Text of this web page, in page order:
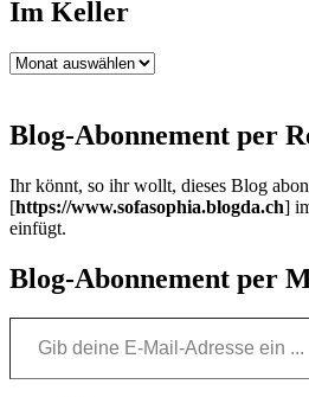
Im Keller
Im
Blog-Abonnement per
Ihr könnt, so ihr wollt, dieses Blog
[https://www.sofasophia.blogda.ch]
einfügt.
Blog-Abonnement per
Gib deine E-Mail-Adresse ein ...